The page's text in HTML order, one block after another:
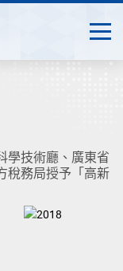
學技術廳、廣東省
稅務局授予「高新